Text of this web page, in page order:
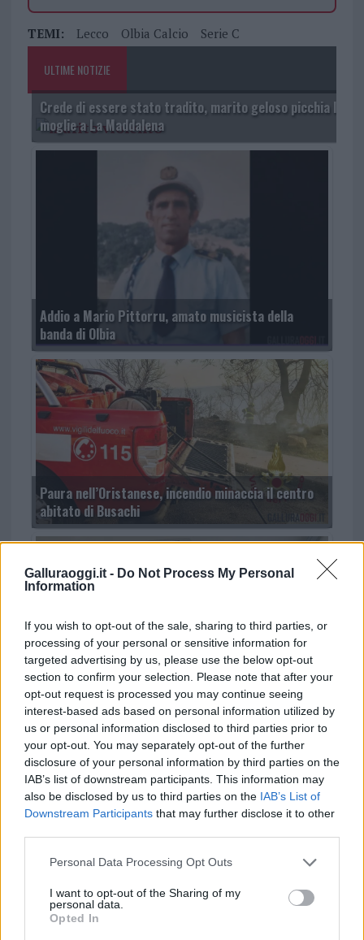
Galluraoggi.it - Do Not Process My Personal
Information
If you wish to opt-out of the sale, sharing to third parties, or
processing of your personal or sensitive information for
targeted advertising by us, please use the below opt-out
section to confirm your selection. Please note that after your
opt-out request is processed you may continue seeing
interest-based ads based on personal information utilized by
us or personal information disclosed to third parties prior to
your opt-out. You may separately opt-out of the further
disclosure of your personal information by third parties on the
IAB’s list of downstream participants. This information may
also be disclosed by us to third parties on the IAB’s List of
Downstream Participants that may further disclose it to other
Please note that this website/app uses one or more Google
not limited to your visit or usage behaviour. You may click to
grant or deny consent to Google and its third-party tags to
use your data for below specified purposes in below Google
Personal Data Processing Opt Outs
I want to opt-out of the Sharing of my
personal data.
Opted In
TEMI: Lecco Olbia Calcio Serie C
ULTIME NOTIZIE
Crede di essere stato tradito, marito geloso picchia la
moglie a La Maddalena
Addio a Mario Pittorru, amato musicista della
banda di Olbia
Paura nell’Oristanese, incendio minaccia il centro
abitato di Busachi
In Sardegna il 10% della popolazione non ha
neanche un vaccino contro il covid